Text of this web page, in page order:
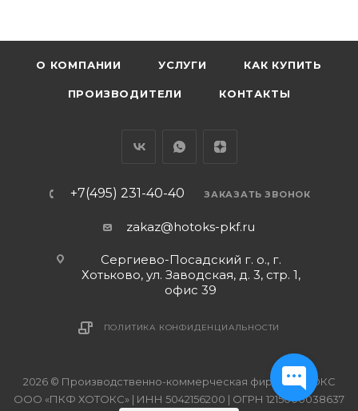
О КОМПАНИИ УСЛУГИ КАК КУПИТЬ
ПРОИЗВОДИТЕЛИ КОНТАКТЫ
+7(495) 231-40-40 ЗАКАЗАТЬ ЗВОНОК
zakaz@hotoks-pkf.ru
Сергиево-Посадский г. о., г.
Хотьково, ул. Заводская, д. 3, стр. 1,
офис 39
ПОЛИТИКА КОНФИДЕНЦИАЛЬНОСТИ
2026 © Производственно-коммерческая фирма ХОТОКС
ООО «ПКФ ХОТОКС» | ИНН 5042156200 | ОГРН 1215000038637